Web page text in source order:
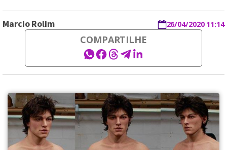
Marcio Rolim 26/04/2020 11:14
COMPARTILHE